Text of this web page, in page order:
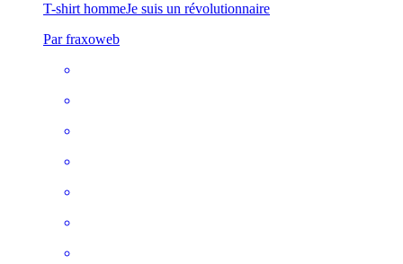
T-shirt hommeJe suis un révolutionnaire
Par fraxoweb